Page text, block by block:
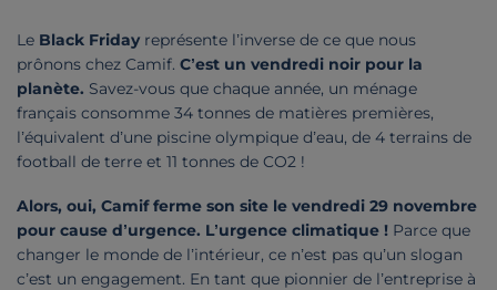
Le Black Friday représente l’inverse de ce que nous
prônons chez Camif. C’est un vendredi noir pour la
planète. Savez-vous que chaque année, un ménage
français consomme 34 tonnes de matières premières,
l’équivalent d’une piscine olympique d’eau, de 4 terrains de
football de terre et 11 tonnes de CO2 !
Alors, oui, Camif ferme son site le vendredi 29 novembre
pour cause d’urgence. L’urgence climatique ! Parce que
changer le monde de l’intérieur, ce n’est pas qu’un slogan
c’est un engagement. En tant que pionnier de l’entreprise à